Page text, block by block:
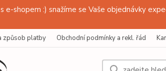
e-shopem :) snažíme se Vaše objednávky
způsob platby Obchodní podmínky a rekl. řád